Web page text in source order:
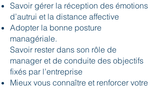
Savoir gérer la réception des émotions
d’autrui et la distance affective
Adopter la bonne posture
managériale.
Savoir rester dans son rôle de
manager et de conduite des objectifs
fixés par l’entreprise
Mieux vous connaître et renforcer votre